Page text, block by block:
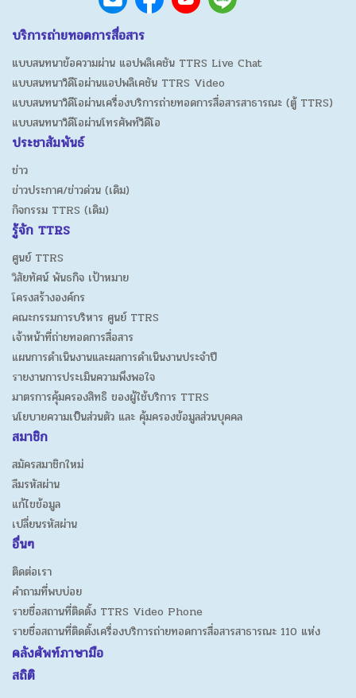
บริการถ่ายทอดการสื่อสาร
แบบสนทนาข้อความผ่าน แอปพลิเคชัน TTRS Live Chat
แบบสนทนาวิดีโอผ่านแอปพลิเคชัน TTRS Video
แบบสนทนาวิดีโอผ่านเครื่องบริการถ่ายทอดการสื่อสารสาธารณะ (ตู้ TTRS)
แบบสนทนาวิดีโอผ่านโทรศัพท์วิดีโอ
ประชาสัมพันธ์
ข่าว
ข่าวประกาศ/ข่าวด่วน (เดิม)
กิจกรรม TTRS (เดิม)
รู้จัก TTRS
ศูนย์ TTRS
วิสัยทัศน์ พันธกิจ เป้าหมาย
โครงสร้างองค์กร
คณะกรรมการบริหาร ศูนย์ TTRS
เจ้าหน้าที่ถ่ายทอดการสื่อสาร
แผนการดำเนินงานและผลการดำเนินงานประจำปี
รายงานการประเมินความพึงพอใจ
มาตรการคุ้มครองสิทธิ ของผู้ใช้บริการ TTRS
นโยบายความเป็นส่วนตัว และ คุ้มครองข้อมูลส่วนบุคคล
สมาชิก
สมัครสมาชิกใหม่
ลืมรหัสผ่าน
แก้ไขข้อมูล
เปลี่ยนรหัสผ่าน
อื่นๆ
ติดต่อเรา
คำถามที่พบบ่อย
รายชื่อสถานที่ติดตั้ง TTRS Video Phone
รายชื่อสถานที่ติดตั้งเครื่องบริการถ่ายทอดการสื่อสารสาธารณะ 110 แห่ง
คลังศัพท์ภาษามือ
สถิติ